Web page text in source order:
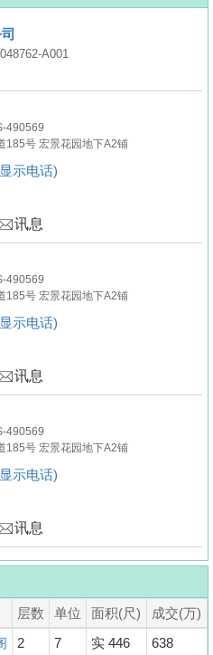
A001
490569
185号 宏景花园地下A2铺
示电话)
讯息
490569
185号 宏景花园地下A2铺
示电话)
讯息
490569
185号 宏景花园地下A2铺
示电话)
讯息
层数 单位 面积(尺)
成交(万)
2 7 实 446
638